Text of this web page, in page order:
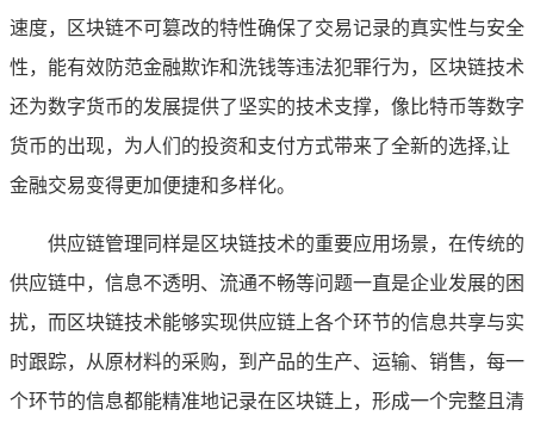
速度，区块链不可篡改的特性确保了交易记录的真实性与安全
性，能有效防范金融欺诈和洗钱等违法犯罪行为，区块链技术
还为数字货币的发展提供了坚实的技术支撑，像比特币等数字
货币的出现，为人们的投资和支付方式带来了全新的选择,让
金融交易变得更加便捷和多样化。
供应链管理同样是区块链技术的重要应用场景，在传统的
供应链中，信息不透明、流通不畅等问题一直是企业发展的困
扰，而区块链技术能够实现供应链上各个环节的信息共享与实
时跟踪，从原材料的采购，到产品的生产、运输、销售，每一
个环节的信息都能精准地记录在区块链上，形成一个完整且清